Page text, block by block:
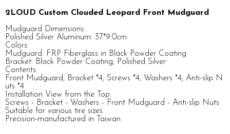
2LOUD Custom Clouded Leopard Front Mudguard
Mudguard Dimensions:
Polished Silver Aluminum: 37*9.0cm
Colors:
Mudguard: FRP Fiberglass in Black Powder Coating
Bracket: Black Powder Coating, Polished Silver
Contents:
Front Mudguard, Bracket *4, Screws *4, Washers *4, Anti-slip N
uts *4
Installation View from the Top:
Screws - Bracket - Washers - Front Mudguard - Anti-slip Nuts
Suitable for various tire sizes.
Precision-manufactured in Taiwan.